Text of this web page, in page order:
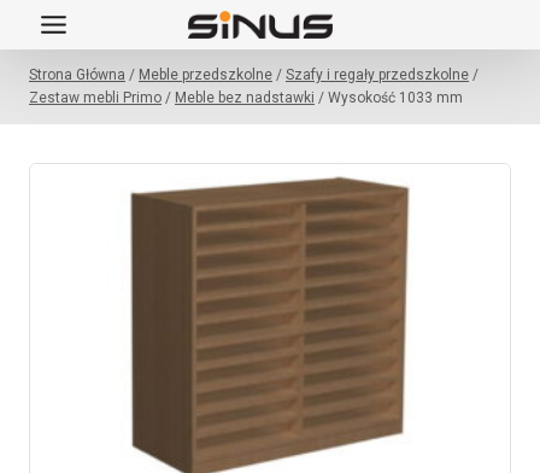
Przejdź
do
treściStrona Główna / Meble przedszkolne / Szafy i regały przedszkolne /
Zestaw mebli Primo / Meble bez nadstawki / Wysokość 1033 mm